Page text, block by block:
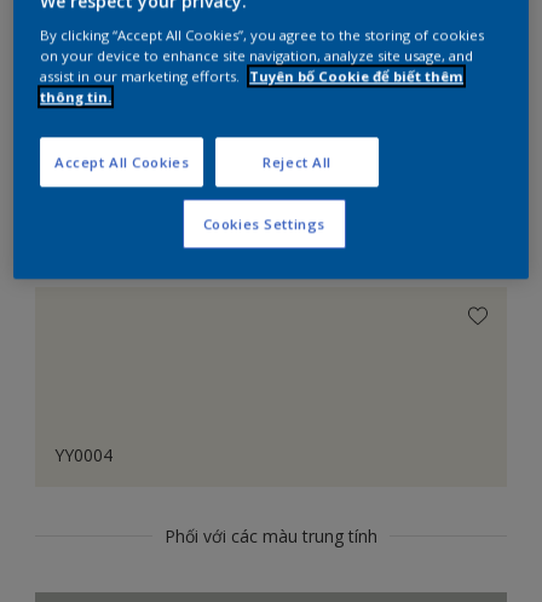
Gợi ý phối màu
The Perfect White
YY0004
Phối với các màu trung tính
By clicking “Accept All Cookies”, you agree to the storing of cookies
on your device to enhance site navigation, analyze site usage, and
assist in our marketing efforts.
Tuyên bố Cookie để biết thêm
thông tin.
Reject All
Accept All Cookies
Cookies Settings